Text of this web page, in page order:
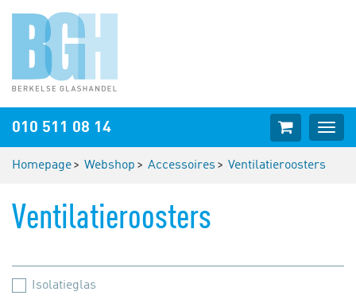
010 511 08 14
Webshop
cart
Homepage Webshop Accessoires Ventilatieroosters
Ventilatieroosters
Isolatieglas